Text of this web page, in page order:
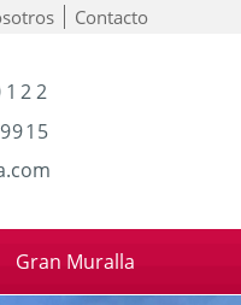
Contacto
Gran Muralla